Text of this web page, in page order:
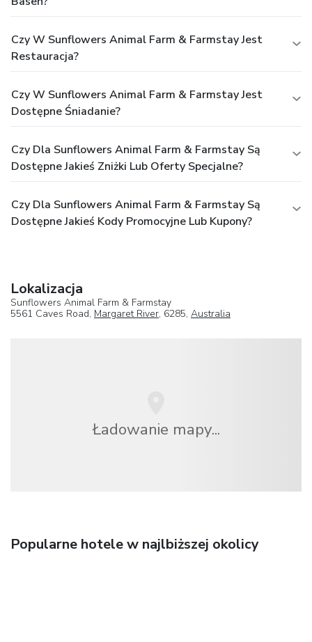
Czy W Sunflowers Animal Farm & Farmstay Jest
Restauracja?
Czy W Sunflowers Animal Farm & Farmstay Jest
Dostępne Śniadanie?
Czy Dla Sunflowers Animal Farm & Farmstay Są
Dostępne Jakieś Zniżki Lub Oferty Specjalne?
Czy Dla Sunflowers Animal Farm & Farmstay Są
Dostępne Jakieś Kody Promocyjne Lub Kupony?
Lokalizacja
Sunflowers Animal Farm & Farmstay
5561 Caves Road, Margaret River, 6285, Australia
Ładowanie mapy...
Popularne hotele w najlbiższej okolicy